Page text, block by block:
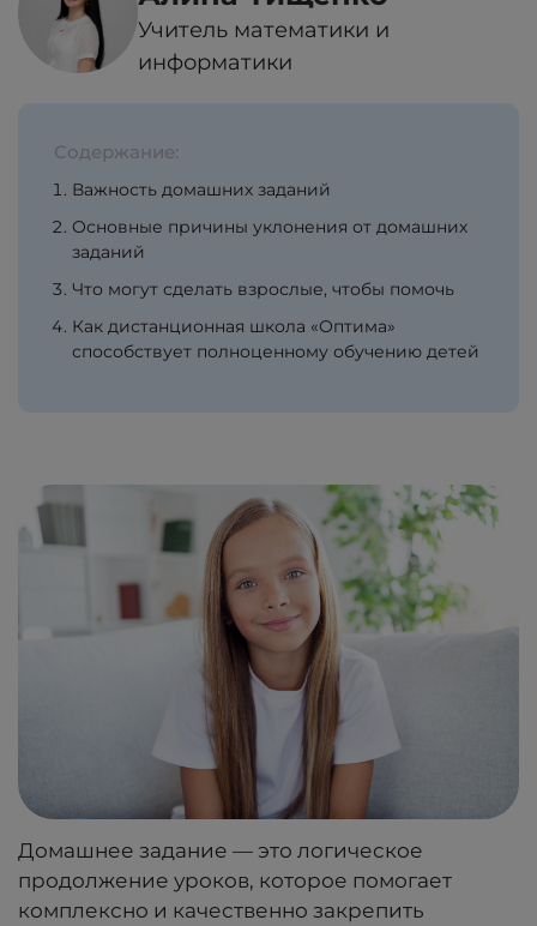
Учитель математики и
информатики
Содержание:
Важность домашних заданий
Основные причины уклонения от домашних
заданий
Что могут сделать взрослые, чтобы помочь
Как дистанционная школа «Оптима»
способствует полноценному обучению детей
Домашнее задание — это логическое
продолжение уроков, которое помогает
комплексно и качественно закрепить